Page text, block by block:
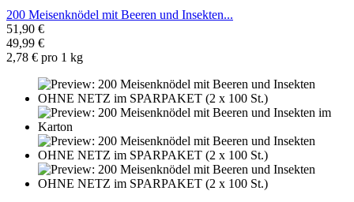
200 Meisenknödel mit Beeren und Insekten...
51,90 €
49,99 €
2,78 € pro 1 kg